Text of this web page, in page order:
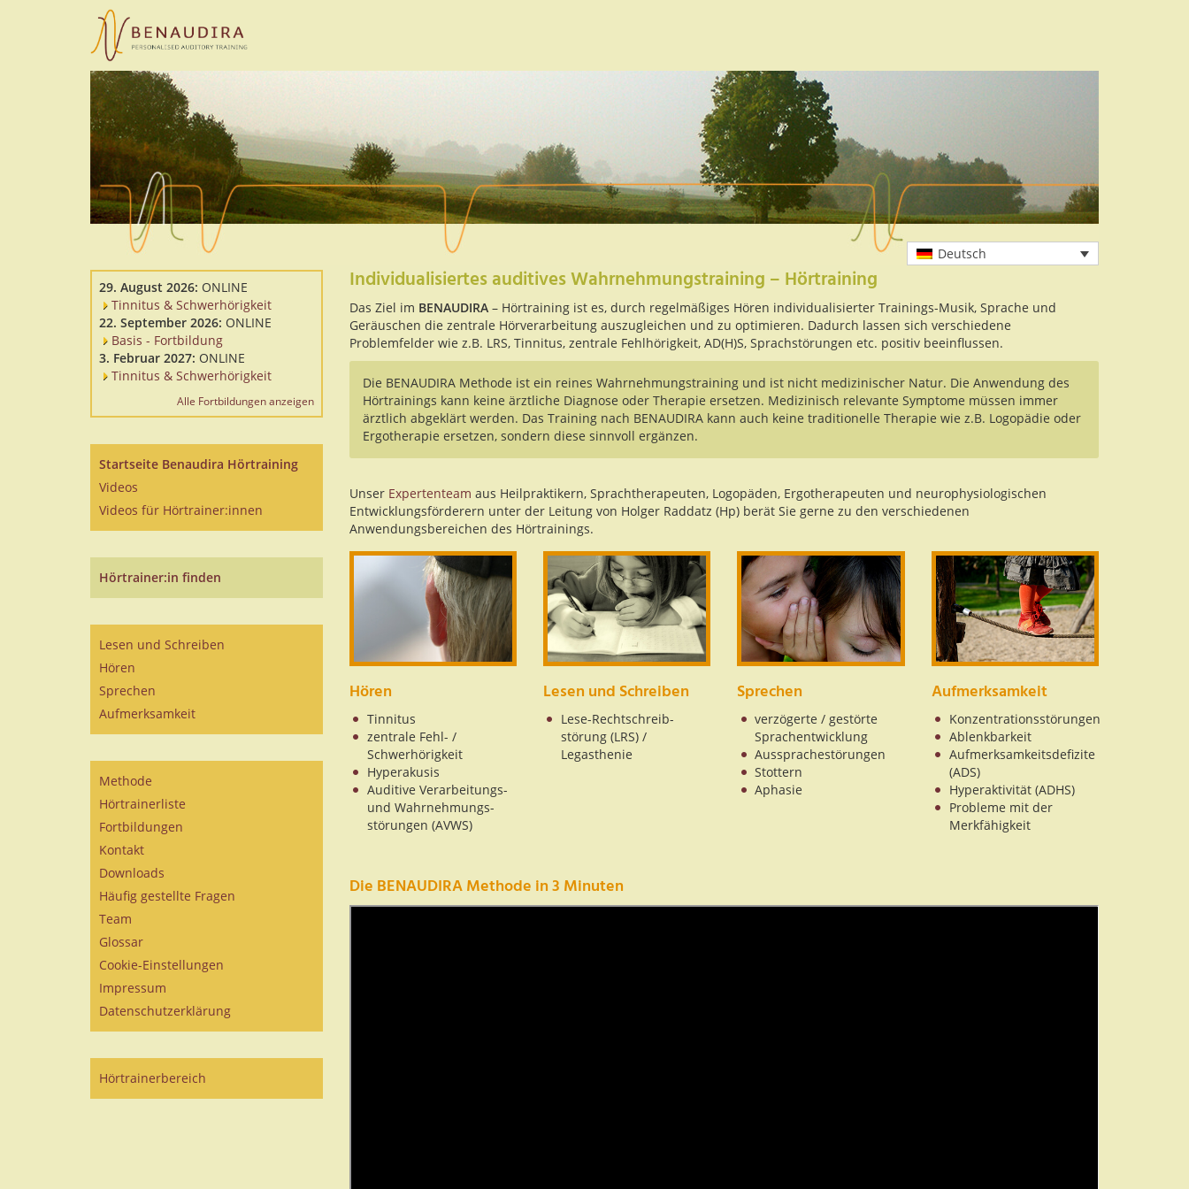
Deutsch
Individualisiertes auditives Wahrnehmungstraining – Hörtraining
Das Ziel im BENAUDIRA– Hörtraining ist es, durch regelmäßiges Hören individualisierter Trainings-Musik, Sprache und
Geräuschen die zentrale Hörverarbeitung auszugleichen und zu optimieren. Dadurch lassen sich verschiedene
Problemfelder wie z.B. LRS, Tinnitus, zentrale Fehlhörigkeit, AD(H)S, Sprachstörungen etc. positiv beeinflussen.
Die BENAUDIRA Methode ist ein reines Wahrnehmungstraining und ist nicht medizinischer Natur. Die Anwendung des
Hörtrainings kann keine ärztliche Diagnose oder Therapie ersetzen. Medizinisch relevante Symptome müssen immer
ärztlich abgeklärt werden. Das Training nach BENAUDIRA kann auch keine traditionelle Therapie wie z.B. Logopädie oder
Ergotherapie ersetzen, sondern diese sinnvoll ergänzen.
Unser Expertenteam aus Heilpraktikern, Sprachtherapeuten, Logopäden, Ergotherapeuten und neurophysiologischen
Entwicklungsförderern unter der Leitung von Holger Raddatz (Hp) berät Sie gerne zu den verschiedenen
Anwendungsbereichen des Hörtrainings.
Hören
Tinnitus
zentrale Fehl- /
Schwerhörigkeit
Hyperakusis
Auditive Verarbeitungs-
und Wahrnehmungs-
störungen (AVWS)
Lesen und Schreiben
Lese-Rechtschreib-
störung (LRS) /
Legasthenie
Sprechen
verzögerte / gestörte
Sprachentwicklung
Aussprachestörungen
Stottern
Aphasie
Aufmerksamkeit
Konzentrationsstörungen
Ablenkbarkeit
Aufmerksamkeitsdefizite
(ADS)
Hyperaktivität (ADHS)
Probleme mit der
Merkfähigkeit
Die BENAUDIRA Methode in 3 Minuten
29. August 2026: ONLINE
Tinnitus & Schwerhörigkeit
22. September 2026: ONLINE
Basis - Fortbildung
3. Februar 2027: ONLINE
Tinnitus & Schwerhörigkeit
Alle Fortbildungen anzeigen
Startseite Benaudira Hörtraining
Videos
Videos für Hörtrainer:innen
Hörtrainer:in finden
Lesen und Schreiben
Hören
Sprechen
Aufmerksamkeit
Methode
Hörtrainerliste
Fortbildungen
Kontakt
Downloads
Häufig gestellte Fragen
Team
Glossar
Cookie-Einstellungen
Impressum
Datenschutzerklärung
Hörtrainerbereich